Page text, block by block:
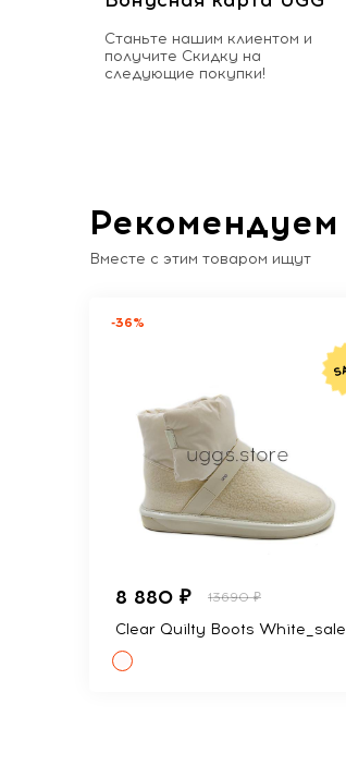
Станьте нашим клиентом и
получите Скидку на
следующие покупки!
Рекомендуем
Вместе с этим товаром ищут
-36%
8 880 ₽ 13690 ₽
Clear Quilty Boots White_sale